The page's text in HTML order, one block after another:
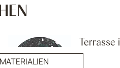
Terrasse
FINISH: